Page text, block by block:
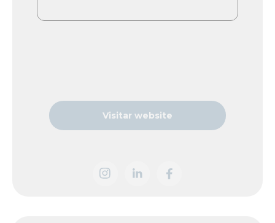
Visitar website